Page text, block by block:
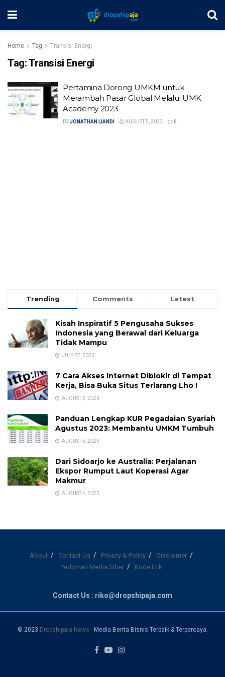
Home Tag Transisi Energi
Tag:Transisi Energi
Pertamina Dorong UMKM untuk
Merambah Pasar Global Melalui UMK
Academy 2023
BYJONATHAN LIANDI AUGUST 5, 2023 0
Trending Comments Latest
Kisah Inspiratif 5 Pengusaha Sukses
Indonesia yang Berawal dari Keluarga
Tidak Mampu
JULY 27, 2023
7 Cara Akses Internet Diblokir di Tempat
Kerja, Bisa Buka Situs Terlarang Lho !
AUGUST 2, 2023
Panduan Lengkap KUR Pegadaian Syariah
Agustus 2023: Membantu UMKM Tumbuh
AUGUST 5, 2023
Dari Sidoarjo ke Australia: Perjalanan
Ekspor Rumput Laut Koperasi Agar
Makmur
AUGUST 4, 2023
About Contact Us Privacy & Policy
Disclaimer
Pedoman Media Siber
Kode Etik
Contact Us : riko@dropshipaja.com
© 2023 Dropshipaja News - Media Berita Bisnis Terbaik & Terpercaya.